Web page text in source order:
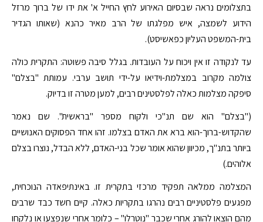
בתצלומים נראה שבסיום האירוע לחץ החייל א' את ידו של ברוך מרזל
הידוע לשמצה, איש מפלגתו של הרב מאיר כהנא (שאותו הגדיר
בית-המשפט העליון כפאשיסט).
עד לנקודה זו אין ויכוח על העובדות. בגלל סיבה פשוטה: התקרית כולה
צולמה מקרוב במצלמת-וידיאו על-ידי תושב ערבי. עמותת "בצלם"
סיפקה מצלמות כאלה לפלסטינים רבים, למען מטרה זו בדיוק.
("בצלם" הוא שם תנ"כי ולקוח מספר "בראשית". שם נאמר
שהקדוש-ברוך-הוא ברא את האדם בצלמו. זהו אחד הפסוקים האנושיים
ביותר בתנ"ך, מכיוון שהוא אומר שכל בני-האדם, ללא הבדל, נוצרו בצלם
אלוהים.)
המצלמה ממלאה תפקיד מרכזי בתקרית זו. באינתיפאדה הנוכחית,
מפגעים פלסטיניים רבים נהרגו בתקריות כאלה. קיים חשד כבד שרבים
מהם הוצאו להורג אחרי שכבר "נוטרלו" – כלומר אחרי שנפצעו או נלקחו